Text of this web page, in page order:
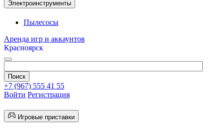
Электроинструменты
Пылесосы
Аренда игр и аккаунтов
Красноярск
+7 (967) 555 41 55
Войти Регистрация
Игровые приставки